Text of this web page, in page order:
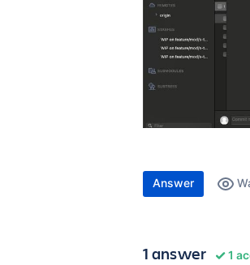
Answer
1 answer 1